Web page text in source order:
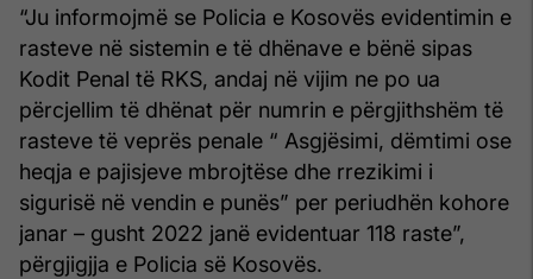
“Ju informojmë se Policia e Kosovës evidentimin e
rasteve në sistemin e të dhënave e bënë sipas
Kodit Penal të RKS, andaj në vijim ne po ua
përcjellim të dhënat për numrin e përgjithshëm të
rasteve të veprës penale “ Asgjësimi, dëmtimi ose
heqja e pajisjeve mbrojtëse dhe rrezikimi i
sigurisë në vendin e punës” per periudhën kohore
janar – gusht 2022 janë evidentuar 118 raste”,
përgjigjja e Policia së Kosovës.